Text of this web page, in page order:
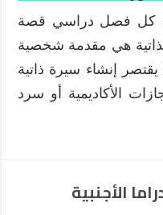
كل فصل دراسي قصة
هي مقدمة شخصية
إنشاء سيرة ذاتية
الأكاديمية أو سرد
الأجنبية